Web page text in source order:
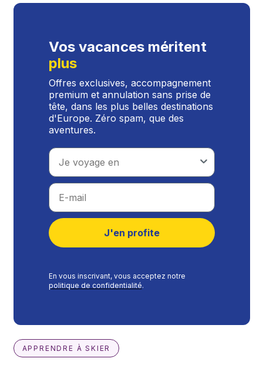
Vos vacances méritent
plus
Offres exclusives, accompagnement
premium et annulation sans prise de
tête, dans les plus belles destinations
d'Europe. Zéro spam, que des
aventures.
Travel type
Email
J'en profite
En vous inscrivant, vous acceptez notre
politique de confidentialité.
APPRENDRE À SKIER